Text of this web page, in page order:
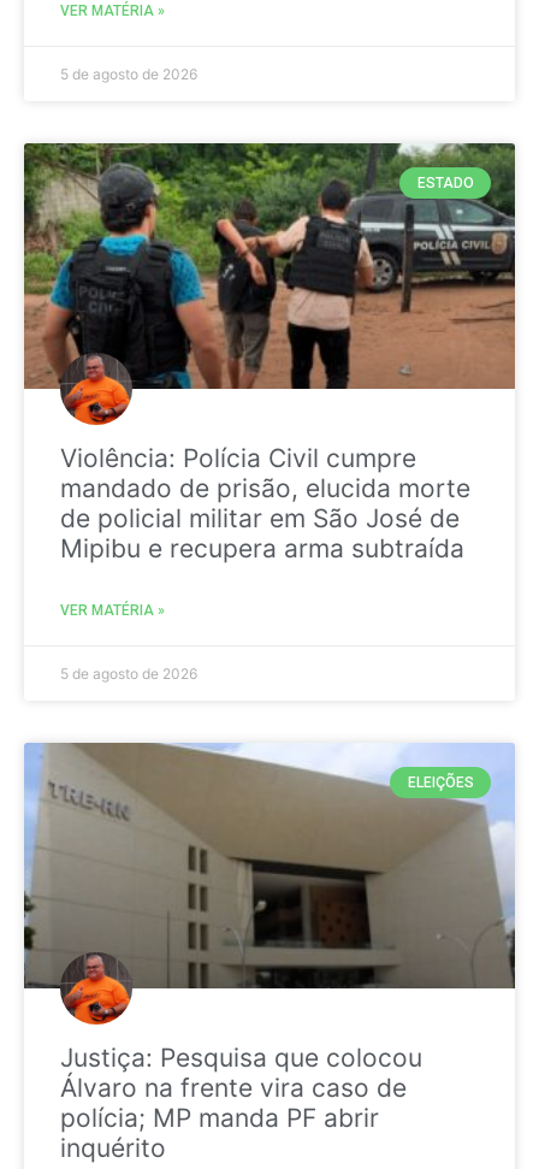
VER MATÉRIA »
5 de agosto de 2026
ESTADO
Violência: Polícia Civil cumpre
mandado de prisão, elucida morte
de policial militar em São José de
Mipibu e recupera arma subtraída
VER MATÉRIA »
5 de agosto de 2026
ELEIÇÕES
Justiça: Pesquisa que colocou
Álvaro na frente vira caso de
polícia; MP manda PF abrir
inquérito